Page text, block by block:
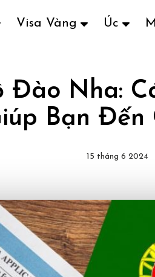
Visa Vàng Úc
Đào Nha:
Bạn Đến
15 tháng 6 2024